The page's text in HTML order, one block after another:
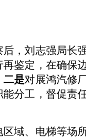
后，刘志强局长
鉴定，在确保
二是对展鸿汽修
分工，督促责
域、电梯等场